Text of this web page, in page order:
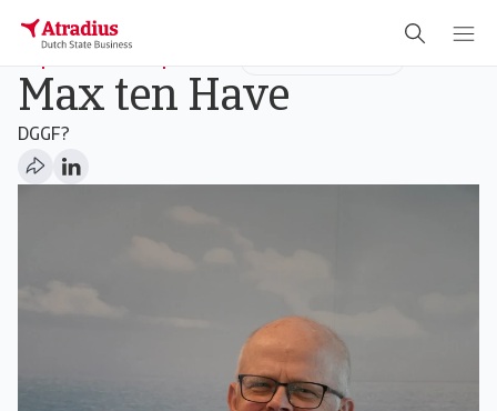
Export Credit Specialist
Max ten Have
DGGF?